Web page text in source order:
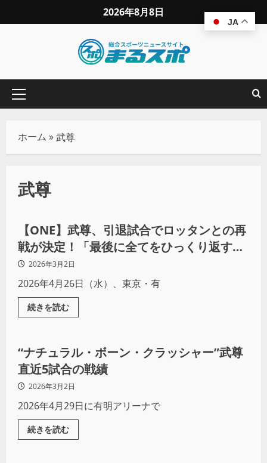
2026年8月8日
ホーム »武尊
武尊
その他競技
【ONE】武尊、引退試合でロッタンとの再
戦が決定！「最後に全てをひっくり返す」
有明アリーナで暫定王座戦へ
2026年3月2日
2026年4月26日（水）、東京・有
続きを読む
その他競技
“ナチュラル・ボーン・クラッシャー”武尊
直近5試合の戦績
2026年3月2日
2026年4月29日に有明アリーナで
続きを読む
その他競技
JA